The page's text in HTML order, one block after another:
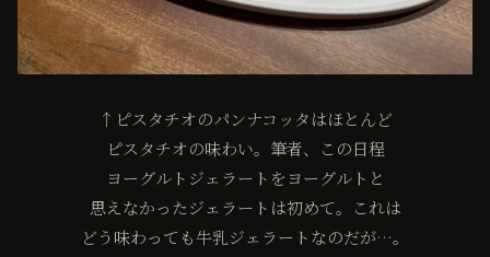
↑ピスタチオのパンナコッタはほとんど
ピスタチオの味わい。筆者、この日程
ヨーグルトジェラートをヨーグルトと
思えなかったジェラートは初めて。これは
どう味わっても牛乳ジェラートなのだが…。